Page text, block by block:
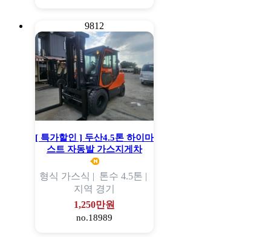
9812
[ 특가할인 ] 두산4.5톤 하이마
스트 자동발 가스지게차
형식 가스식 | 톤수 4.5톤 |
지역 경기
1,250만원
no.18989